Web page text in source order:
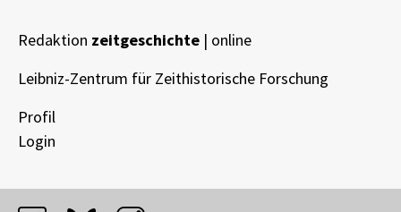
Redaktion zeitgeschichte | online
Leibniz-Zentrum für Zeithistorische Forschung
Profil
Login